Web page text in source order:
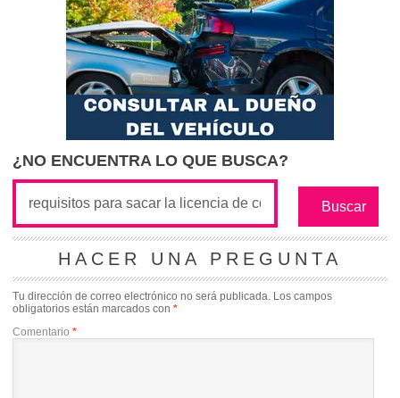
¿NO ENCUENTRA LO QUE BUSCA?
HACER UNA PREGUNTA
Tu dirección de correo electrónico no será publicada. Los campos
obligatorios están marcados con *
Comentario *